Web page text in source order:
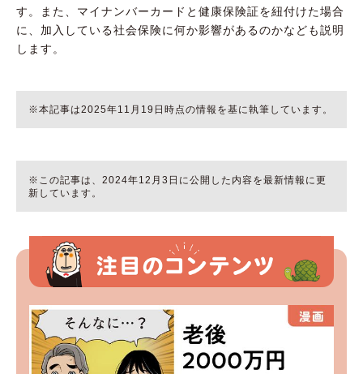
す。また、マイナンバーカードと健康保険証を紐付けた場合
に、加入している社会保険に何か影響があるのかなども説明
します。
※本記事は2025年11月19日時点の情報を基に執筆しています。
※この記事は、2024年12月3日に公開した内容を最新情報に更
新しています。